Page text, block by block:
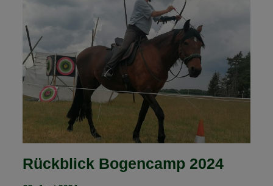
ERFOLGREICH
GESTARTET
Rückblick Bogencamp 2024